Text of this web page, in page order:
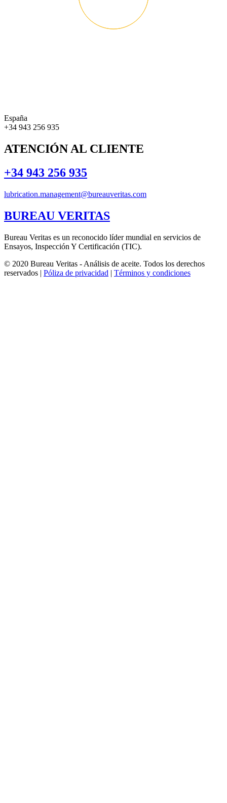
España
+34 943 256 935
ATENCIÓN AL CLIENTE
+34 943 256 935
lubrication.management@bureauveritas.com
BUREAU VERITAS
Bureau Veritas es un reconocido líder mundial en servicios de
Ensayos, Inspección Y Certificación (TIC).
© 2020 Bureau Veritas - Análisis de aceite. Todos los derechos
reservados | Póliza de privacidad | Términos y condiciones